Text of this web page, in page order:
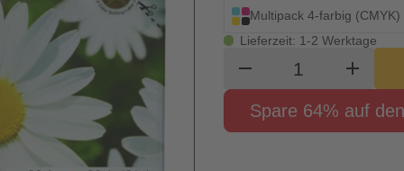
Multipack 4-farbig (CMYK)
Lieferzeit: 1-2 Werktage
remove Produktadd
Spare 64% auf